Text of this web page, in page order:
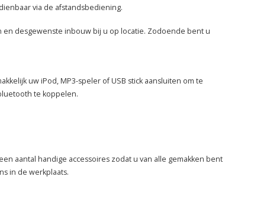
via de afstandsbediening.
desgewenste inbouw bij u op locatie. Zodoende bent u
uw iPod, MP3-speler of USB stick aansluiten om te
te koppelen.
aantal handige accessoires zodat u van alle gemakken bent
in de werkplaats.